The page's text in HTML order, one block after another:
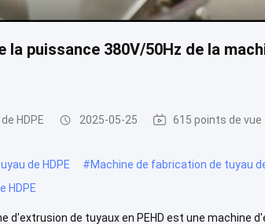
puissance 380V/50Hz de la
HDPE 2025-05-25 615 points de vue
de HDPE #Machine de fabrication de tuyau de
HDPE
d'extrusion de tuyaux en PEHD est une machine